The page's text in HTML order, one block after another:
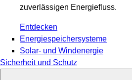
zuverlässigen Energiefluss.
Entdecken
Energiespeichersysteme
Solar- und Windenergie
Sicherheit und Schutz